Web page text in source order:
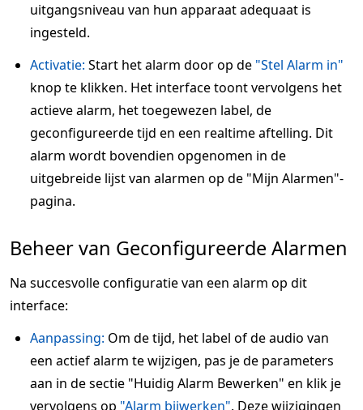
uitgangsniveau van hun apparaat adequaat is
ingesteld.
Activatie: Start het alarm door op de "Stel Alarm in"
knop te klikken. Het interface toont vervolgens het
actieve alarm, het toegewezen label, de
geconfigureerde tijd en een realtime aftelling. Dit
alarm wordt bovendien opgenomen in de
uitgebreide lijst van alarmen op de "Mijn Alarmen"-
pagina.
Beheer van Geconfigureerde Alarmen
Na succesvolle configuratie van een alarm op dit
interface:
Aanpassing: Om de tijd, het label of de audio van
een actief alarm te wijzigen, pas je de parameters
aan in de sectie "Huidig Alarm Bewerken" en klik je
vervolgens op "Alarm bijwerken". Deze wijzigingen